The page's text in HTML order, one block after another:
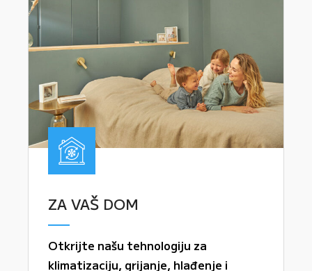
ZA VAŠ DOM
Otkrijte našu tehnologiju za
klimatizaciju, grijanje, hlađenje i